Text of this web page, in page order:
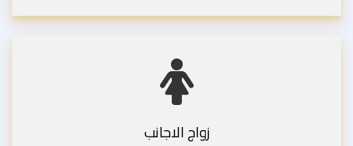
زواج الاجانب